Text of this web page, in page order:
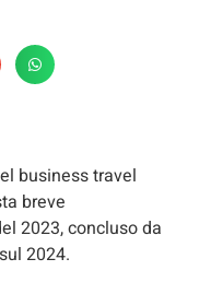
business travel
breve
2023, concluso da
2024.